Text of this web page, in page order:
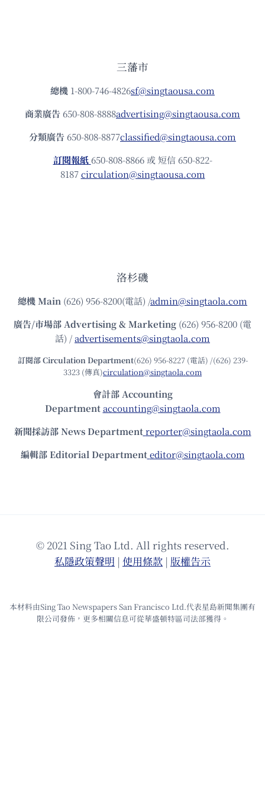
三藩市
總機 1-800-746-4826sf@singtaousa.com
商業廣告 650-808-8888advertising@singtaousa.com
分類廣告 650-808-8877classified@singtaousa.com
訂閱報紙 650-808-8866 或 短信 650-822-
8187circulation@singtaousa.com
洛杉磯
總機Main (626) 956-8200(電話) /admin@singtaola.com
廣告/市場部Advertising & Marketing (626) 956-8200 (電
話) /advertisements@singtaola.com
訂閱部 Circulation Department(626) 956-8227 (電話) /(626) 239-
3323 (傳真)circulation@singtaola.com
會計部 Accounting
Department accounting@singtaola.com
新聞採訪部 News Department reporter@singtaola.com
編輯部 Editorial Department editor@singtaola.com
© 2021 Sing Tao Ltd. All rights reserved.
私隱政策聲明 | 使⽤條款 | 版權告⽰
本材料由Sing Tao Newspapers San Francisco Ltd.代表星島新聞集團有
限公司發佈，更多相關信息可從華盛頓特區司法部獲得。